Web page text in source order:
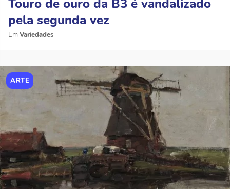
Touro de ouro da B3 é vandalizado
pela segunda vez
Variedades
ARTE